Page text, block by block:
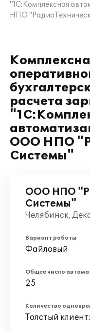
"1С:Комплексная
НПО
расчета
ООО НПО
Системы"
ООО НПО
Системы"
Челябинск,
Вариант работы
Файловый
Общее число
25
Количество
Толстый